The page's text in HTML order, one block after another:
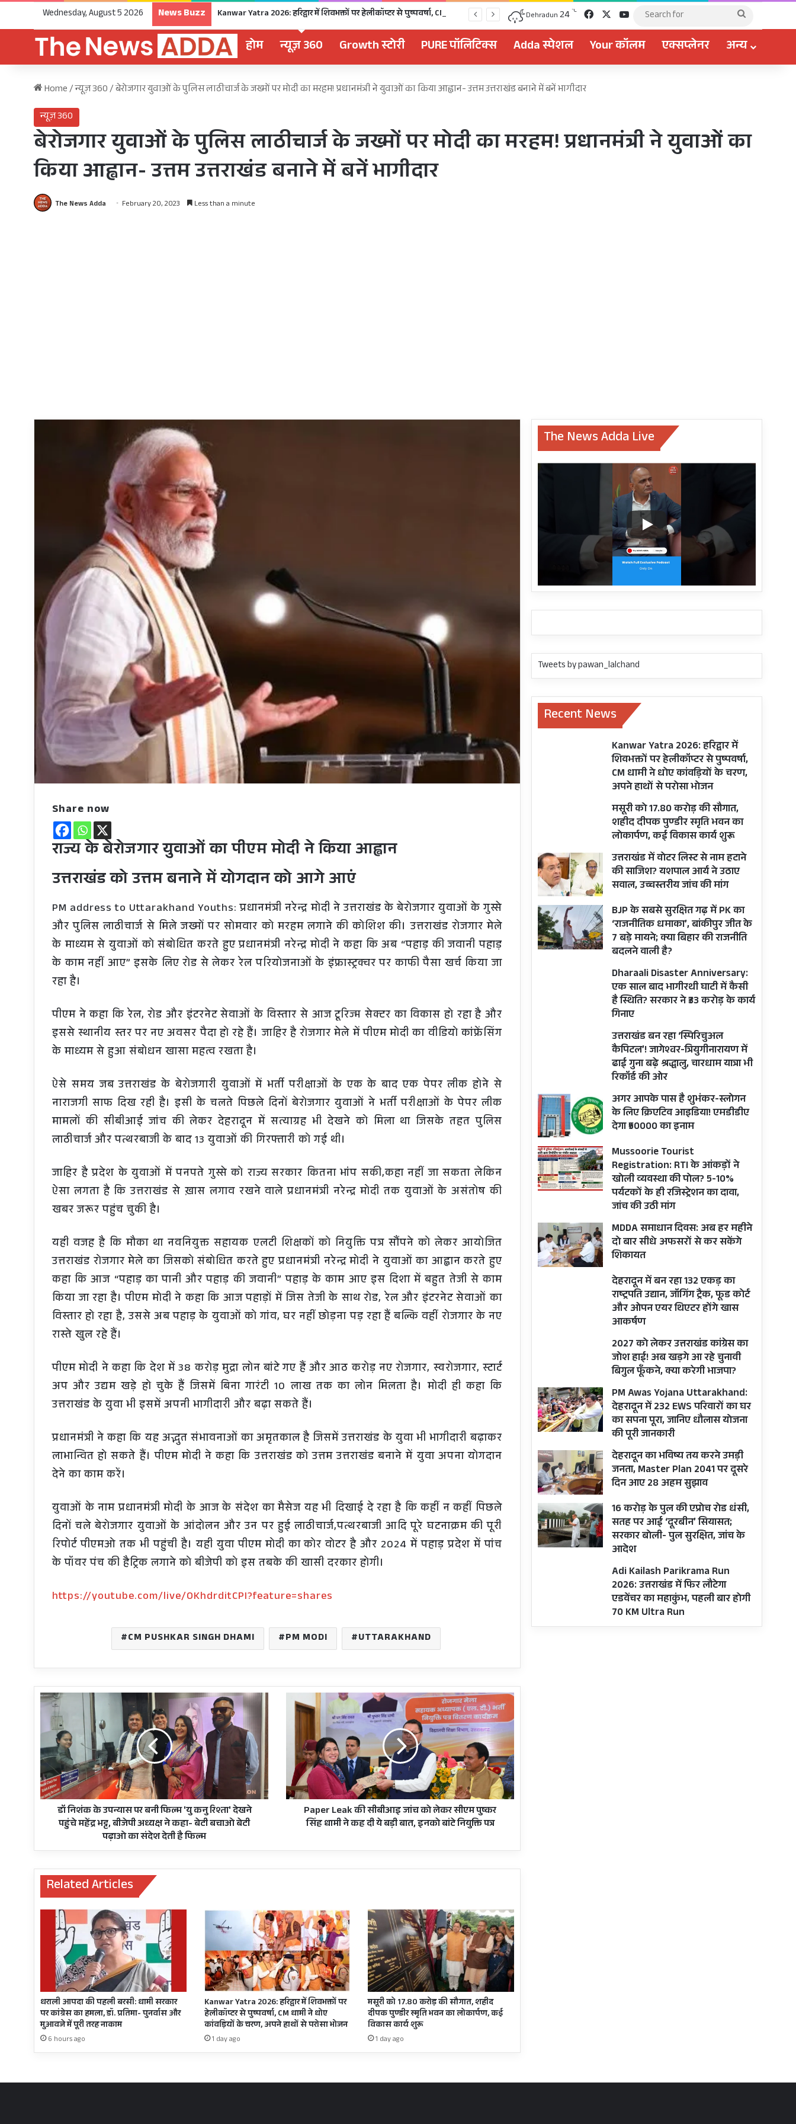
Wednesday, August 5 2026 News Buzz Dehradun 24 ℃ FacebookYouTube
Search
होम न्यूज़ 360 Growth स्टोरी PURE पॉलिटिक्स Adda स्पेशल Your कॉलम एक्सप्लेनर अन्य
Home/न्यूज़ 360/बेरोजगार युवाओं के पुलिस लाठीचार्ज के जख्मों पर मोदी का मरहम! प्रधानमंत्री ने युवाओं का किया आह्वान- उत्तम उत्तराखंड बनाने में बनें भागीदार
न्यूज़ 360
बेरोजगार युवाओं के पुलिस लाठीचार्ज के जख्मों पर मोदी का मरहम! प्रधानमंत्री ने युवाओं का
किया आह्वान- उत्तम उत्तराखंड बनाने में बनें भागीदार
The News Adda February 20, 2023 Less than a minute
Share now
राज्य के बेरोजगार युवाओं का पीएम मोदी ने किया आह्वान
उत्तराखंड को उत्तम बनाने में योगदान को आगे आएं
PM address to Uttarakhand Youths: प्रधानमंत्री नरेन्द्र मोदी ने उत्तराखंड के बेरोजगार युवाओं के गुस्से
और पुलिस लाठीचार्ज से मिले जख्मों पर सोमवार को मरहम लगाने की कोशिश की। उत्तराखंड रोजगार मेले
के माध्यम से युवाओं को संबोधित करते हुए प्रधानमंत्री नरेन्द्र मोदी ने कहा कि अब “पहाड़ की जवानी पहाड़
के काम नहीं आए” इसके लिए रोड से लेकर रेल परियोजनाओं के इंफ्रास्ट्रक्चर पर काफी पैसा खर्च किया जा
रहा है।
पीएम ने कहा कि रेल, रोड और इंटरनेट सेवाओं के विस्तार से आज टूरिज्म सेक्टर का विकास हो रहा है और
इससे स्थानीय स्तर पर नए अवसर पैदा हो रहे हैं। जाहिर है रोजगार मेले में पीएम मोदी का वीडियो कांफ्रेंसिंग
के माध्यम से हुआ संबोधन खासा महत्व रखता है।
ऐसे समय जब उत्तराखंड के बेरोजगारी युवाओं में भर्ती परीक्षाओं के एक के बाद एक पेपर लीक होने से
नाराजगी साफ दिख रही है। इसी के चलते पिछले दिनों बेरोजगार युवाओं ने भर्ती परीक्षाओं के पेपर लीक
मामलों की सीबीआई जांच की लेकर देहरादून में सत्याग्रह भी देखने को मिला था जिसके तहत पुलिस
लाठीचार्ज और पत्थरबाजी के बाद 13 युवाओं की गिरफ्तारी को गई थी।
जाहिर है प्रदेश के युवाओं में पनपते गुस्से को राज्य सरकार कितना भांप सकी,कहा नहीं जा सकता लेकिन
ऐसा लगता है कि उत्तराखंड से ख़ास लगाव रखने वाले प्रधानमंत्री नरेन्द्र मोदी तक युवाओं के असंतोष की
खबर जरूर पहुंच चुकी है।
यही वजह है कि मौका था नवनियुक्त सहायक एलटी शिक्षकों को नियुक्ति पत्र सौंपने को लेकर आयोजित
उत्तराखंड रोजगार मेले का जिसको संबोधित करते हुए प्रधानमंत्री नरेन्द्र मोदी ने युवाओं का आह्वान करते हुए
कहा कि आज “पहाड़ का पानी और पहाड़ की जवानी” पहाड़ के काम आए इस दिशा में बहुत तेजी से काम
किया जा रहा है। पीएम मोदी ने कहा कि आज पहाड़ों में जिस तेजी के साथ रोड, रेल और इंटरनेट सेवाओं का
विस्तार हो रहा है, उससे अब पहाड़ के युवाओं को गांव, घर नहीं छोड़ना पड़ रहा हैं बल्कि वहीं रोजगार के नए
रास्ते खुल रहे हैं।
पीएम मोदी ने कहा कि देश में 38 करोड़ मुद्रा लोन बांटे गए हैं और आठ करोड़ नए रोजगार, स्वरोजगार, स्टार्ट
अप और उद्यम खड़े हो चुके हैं जिसमें बिना गारंटी 10 लाख तक का लोन मिलता है। मोदी ही कहा कि
उत्तराखंड के युवा भी इसमें अपनी भागीदारी और बढ़ा सकते हैं।
प्रधानमंत्री ने कहा कि यह अद्भुत संभावनाओं का अमृतकाल है जिसमें उत्तराखंड के युवा भी भागीदारी बढ़ाकर
लाभान्वित हो सकते हैं। पीएम मोदी ने कहा कि उत्तराखंड को उत्तम उत्तराखंड बनाने में युवा अपना योगदान
देने का काम करें।
युवाओं के नाम प्रधानमंत्री मोदी के आज के संदेश का मैसेज यह भी दिखाई दे रहा है कि कहीं न कहीं पिछले
दिनों चले बेरोजगार युवाओं के आंदोलन और उन पर हुई लाठीचार्ज,पत्थरबाजी आदि पूरे घटनाक्रम की पूरी
रिपोर्ट पीएमओ तक भी पहुंची है। यही युवा पीएम मोदी का कोर वोटर है और 2024 में पहाड़ प्रदेश में पांच
के पॉवर पंच की हैट्रिक लगाने को बीजेपी को इस तबके की खासी दरकार होगी।
https://youtube.com/live/OKhdrditCPI?feature=shares
CM PUSHKAR SINGH DHAMI PM MODI UTTARAKHAND
डॉ
निशंक
उपन्यास
पर
बनी
फिल्म
'यु
कनु
रिश्ता'
महेंद्र
बीजेपी
अध्यक्ष
ने
कहा-
बचाओ
पढ़ाओ
संदेश
देती
है
फिल्म
डॉ निशंक के उपन्यास पर बनी फिल्म 'यु कनु रिश्ता' देखने
पहुंचे महेंद्र भट्ट, बीजेपी अध्यक्ष ने कहा- बेटी बचाओ बेटी
पढ़ाओ का संदेश देती है फिल्म
Paper
Leak
जांच
लेकर
सीएम
पुष्कर
कह
ये
इनको
बांटे
नियुक्ति
पत्र
Paper Leak की सीबीआइ जांच को लेकर सीएम पुष्कर
सिंह धामी ने कह दी ये बड़ी बात, इनको बांटे नियुक्ति पत्र
Related Articles
धराली आपदा की पहली बरसी: धामी सरकार
पर कांग्रेस का हमला, डॉ. प्रतिमा- पुनर्वास और
मुआवजे में पूरी तरह नाकाम
6 hours ago
Kanwar Yatra 2026: हरिद्वार में शिवभक्तों पर
हेलीकॉप्टर से पुष्पवर्षा, CM धामी ने धोए
कांवड़ियों के चरण, अपने हाथों से परोसा भोजन
1 day ago
मसूरी को 17.80 करोड़ की सौगात, शहीद
दीपक पुण्डीर स्मृति भवन का लोकार्पण, कई
विकास कार्य शुरू
1 day ago
The News Adda Live
Tweets by pawan_lalchand
Recent News
Kanwar Yatra 2026: हरिद्वार में
शिवभक्तों पर हेलीकॉप्टर से पुष्पवर्षा,
CM धामी ने धोए कांवड़ियों के चरण,
अपने हाथों से परोसा भोजन
मसूरी को 17.80 करोड़ की सौगात,
शहीद दीपक पुण्डीर स्मृति भवन का
लोकार्पण, कई विकास कार्य शुरू
उत्तराखंड में वोटर लिस्ट से नाम हटाने
की साजिश? यशपाल आर्य ने उठाए
सवाल, उच्चस्तरीय जांच की मांग
BJP के सबसे सुरक्षित गढ़ में PK का
‘राजनीतिक धमाका’, बांकीपुर जीत के
7 बड़े मायने; क्या बिहार की राजनीति
बदलने वाली है?
Dharaali Disaster Anniversary:
एक साल बाद भागीरथी घाटी में कैसी
है स्थिति? सरकार ने ₹33 करोड़ के कार्य
गिनाए
उत्तराखंड बन रहा ‘स्पिरिचुअल
कैपिटल’! जागेश्वर-त्रियुगीनारायण में
ढाई गुना बढ़े श्रद्धालु, चारधाम यात्रा भी
रिकॉर्ड की ओर
अगर आपके पास है शुभंकर-स्लोगन
के लिए क्रिएटिव आइडिया! एमडीडीए
देगा ₹50000 का इनाम
Mussoorie Tourist
Registration: RTI के आंकड़ों ने
खोली व्यवस्था की पोल? 5-10%
पर्यटकों के ही रजिस्ट्रेशन का दावा,
जांच की उठी मांग
MDDA समाधान दिवस: अब हर महीने
दो बार सीधे अफसरों से कर सकेंगे
शिकायत
देहरादून में बन रहा 132 एकड़ का
राष्ट्रपति उद्यान, जॉगिंग ट्रैक, फूड कोर्ट
और ओपन एयर थिएटर होंगे खास
आकर्षण
2027 को लेकर उत्तराखंड कांग्रेस का
जोश हाई! अब खड़गे आ रहे चुनावी
बिगुल फूँकने, क्या करेगी भाजपा?
PM Awas Yojana Uttarakhand:
देहरादून में 232 EWS परिवारों का घर
का सपना पूरा, जानिए धौलास योजना
की पूरी जानकारी
देहरादून का भविष्य तय करने उमड़ी
जनता, Master Plan 2041 पर दूसरे
दिन आए 28 अहम सुझाव
16 करोड़ के पुल की एप्रोच रोड धंसी,
सतह पर आई ‘दूरबीन’ सियासत;
सरकार बोली- पुल सुरक्षित, जांच के
आदेश
Adi Kailash Parikrama Run
2026: उत्तराखंड में फिर लौटेगा
एडवेंचर का महाकुंभ, पहली बार होगी
70 KM Ultra Run